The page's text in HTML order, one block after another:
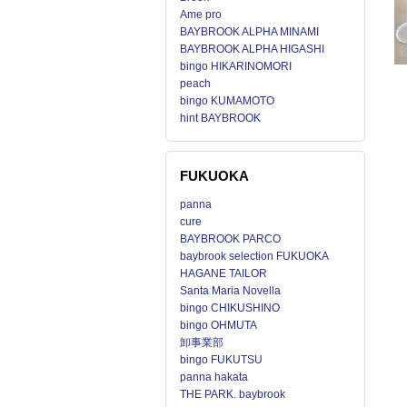
Ame pro
BAYBROOK ALPHA MINAMI
BAYBROOK ALPHA HIGASHI
bingo HIKARINOMORI
peach
bingo KUMAMOTO
hint BAYBROOK
FUKUOKA
panna
cure
BAYBROOK PARCO
baybrook selection FUKUOKA
HAGANE TAILOR
Santa Maria Novella
bingo CHIKUSHINO
bingo OHMUTA
卸事業部
bingo FUKUTSU
panna hakata
THE PARK. baybrook